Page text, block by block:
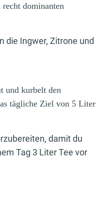
dominanten
die Ingwer, Zitrone und
und kurbelt den
tägliche Ziel von 5 Liter
damit du
Tag 3 Liter Tee vor